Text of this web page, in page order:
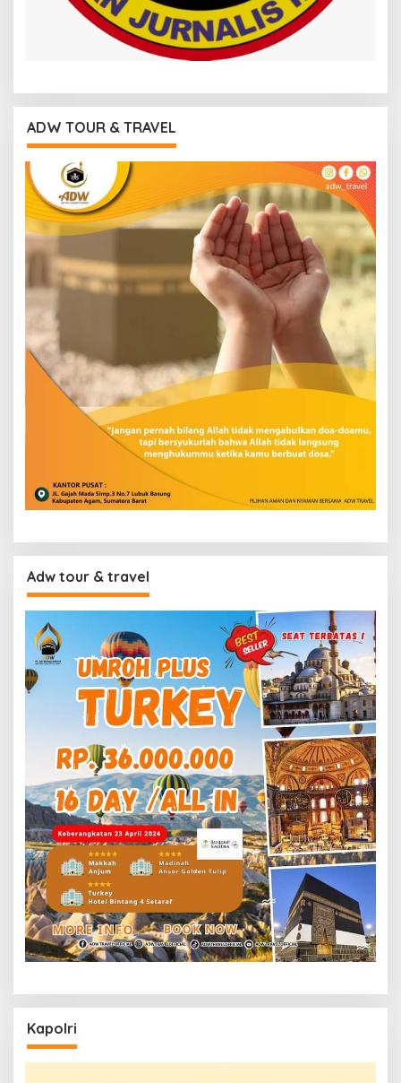
ADW TOUR & TRAVEL
Adw tour & travel
Kapolri